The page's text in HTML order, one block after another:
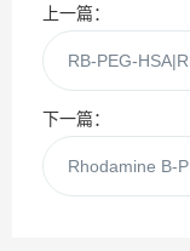
上一篇：
RB-PEG-
下一篇：
Rhodamine B-